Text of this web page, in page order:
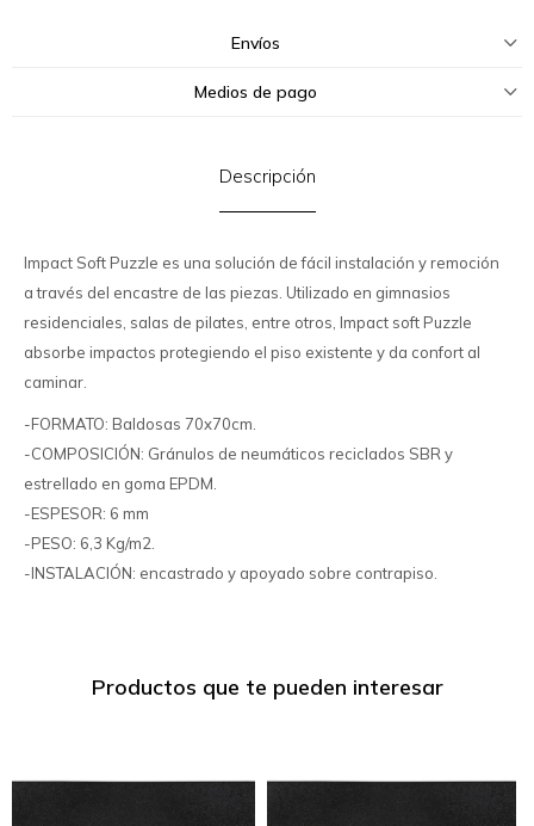
Envíos
Medios de pago
Descripción
Impact Soft Puzzle es una solución de fácil instalación y remoción
a través del encastre de las piezas. Utilizado en gimnasios
residenciales, salas de pilates, entre otros, Impact soft Puzzle
absorbe impactos protegiendo el piso existente y da confort al
caminar.
-FORMATO: Baldosas 70x70cm.
-COMPOSICIÓN: Gránulos de neumáticos reciclados SBR y
estrellado en goma EPDM.
-ESPESOR: 6 mm
-PESO: 6,3 Kg/m2.
-INSTALACIÓN: encastrado y apoyado sobre contrapiso.
Productos que te pueden interesar